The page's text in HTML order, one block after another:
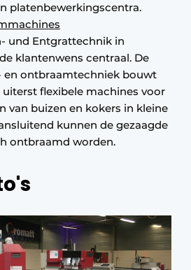
platenbewerkingscentra.
und Entgrattechnik in
klantenwens centraal. De
en ontbraamtechniek bouwt
flexibele machines voor
van buizen en kokers in kleine
kunnen de gezaagde
ontbraamd worden.